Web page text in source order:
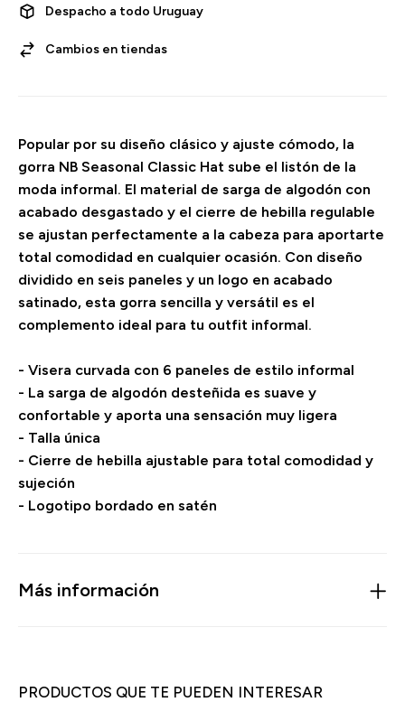
Despacho a todo Uruguay
Cambios en tiendas
Popular por su diseño clásico y ajuste cómodo, la
gorra NB Seasonal Classic Hat sube el listón de la
moda informal. El material de sarga de algodón con
acabado desgastado y el cierre de hebilla regulable
se ajustan perfectamente a la cabeza para aportarte
total comodidad en cualquier ocasión. Con diseño
dividido en seis paneles y un logo en acabado
satinado, esta gorra sencilla y versátil es el
complemento ideal para tu outfit informal.
- Visera curvada con 6 paneles de estilo informal
- La sarga de algodón desteñida es suave y
confortable y aporta una sensación muy ligera
- Talla única
- Cierre de hebilla ajustable para total comodidad y
sujeción
- Logotipo bordado en satén
Más información
PRODUCTOS QUE TE PUEDEN INTERESAR